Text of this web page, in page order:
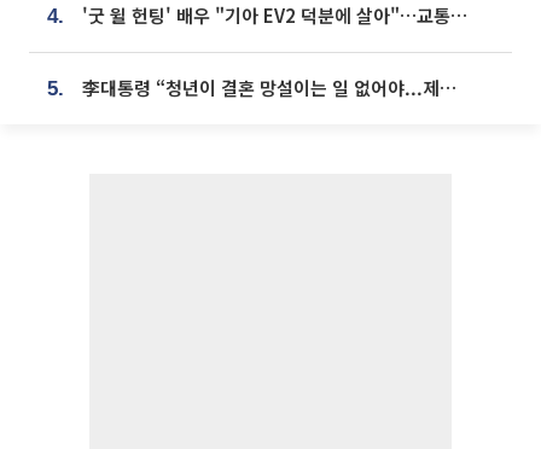
4. '굿 윌 헌팅' 배우 "기아 EV2 덕분에 살아"…교통사고 후 안전성 극찬
5. 李대통령 “청년이 결혼 망설이는 일 없어야...제도상 불이익 조사”